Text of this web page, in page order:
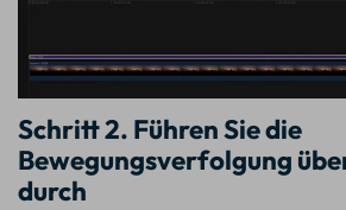
Schritt 2. Führen Sie die
Bewegungsverfolgung
durch